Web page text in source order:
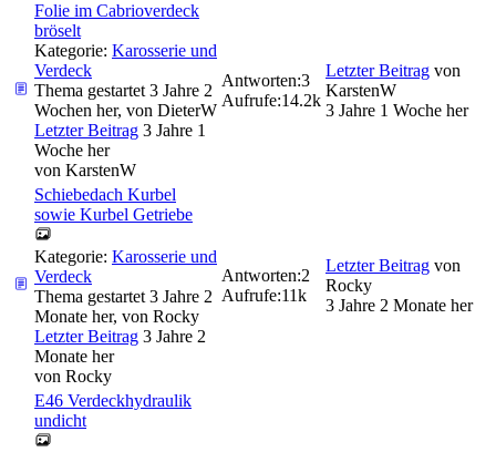
Folie im Cabrioverdeck
bröselt
Kategorie: Karosserie und
Verdeck
Thema gestartet 3 Jahre 2
Wochen her, von DieterW
Letzter Beitrag 3 Jahre 1
Woche her
von KarstenW
Antworten:3
Aufrufe:14.2k
Letzter Beitrag von
KarstenW
3 Jahre 1 Woche her
Schiebedach Kurbel
sowie Kurbel Getriebe
Kategorie: Karosserie und
Verdeck
Thema gestartet 3 Jahre 2
Monate her, von Rocky
Letzter Beitrag 3 Jahre 2
Monate her
von Rocky
Antworten:2
Aufrufe:11k
Letzter Beitrag von
Rocky
3 Jahre 2 Monate her
E46 Verdeckhydraulik
undicht